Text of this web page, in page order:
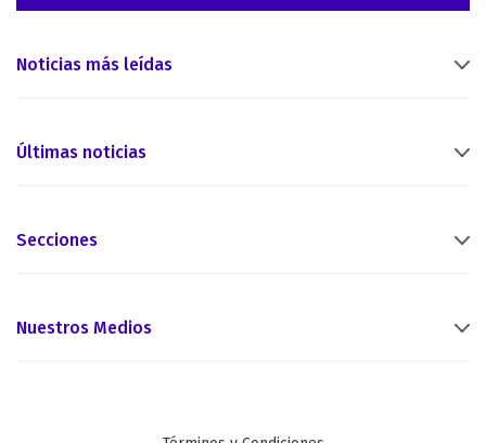
Noticias más leídas
Últimas noticias
Secciones
Nuestros Medios